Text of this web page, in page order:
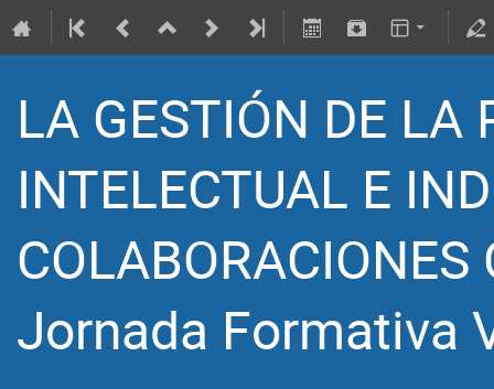
LA GESTIÓN DE LA
INTELECTUAL E
Jornada Formativa